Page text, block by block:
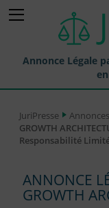
Annonce Légale
Annonces Légales
Journaux Habilités
JuriPresse
GROWTH
Responsabilité
ANNONCE
GROWTH